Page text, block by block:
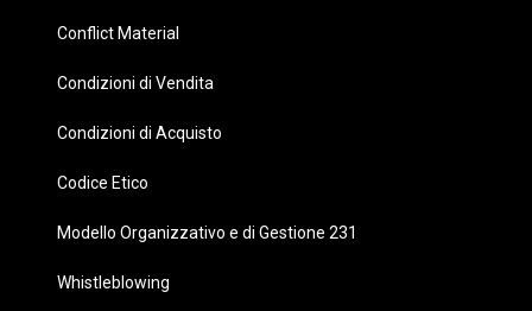
Conflict Material
Condizioni di Vendita
Condizioni di Acquisto
Codice Etico
Modello Organizzativo e di Gestione 231
Whistleblowing